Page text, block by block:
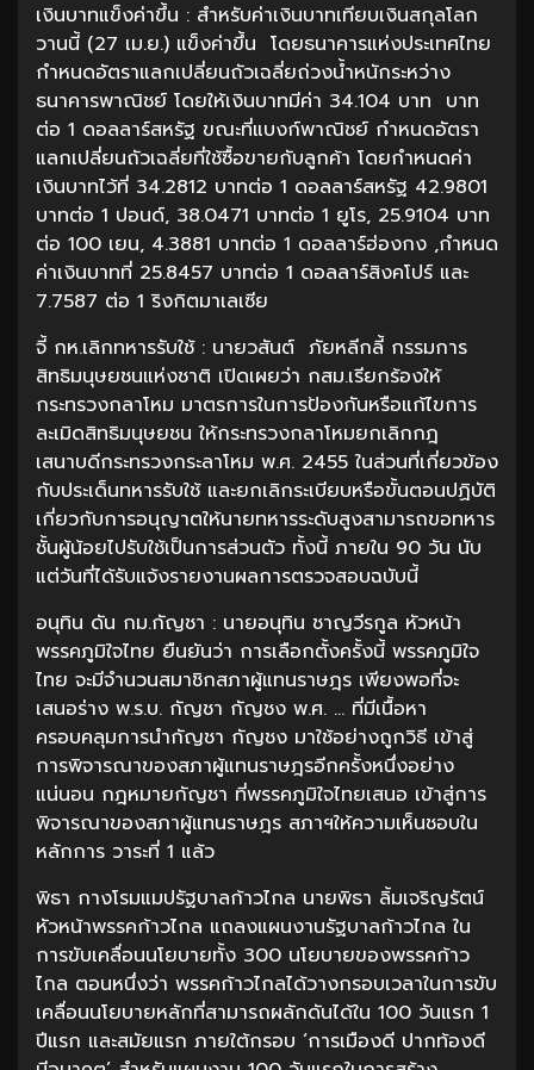
เงินบาทแข็งค่าขึ้น : สำหรับค่าเงินบาทเทียบเงินสกุลโลก
วานนี้ (27 เม.ย.) แข็งค่าขึ้น โดยธนาคารแห่งประเทศไทย
กำหนดอัตราแลกเปลี่ยนถัวเฉลี่ยถ่วงน้ำหนักระหว่าง
ธนาคารพาณิชย์ โดยให้เงินบาทมีค่า 34.104 บาท บาท
ต่อ 1 ดอลลาร์สหรัฐ ขณะที่แบงก์พาณิชย์ กำหนดอัตรา
แลกเปลี่ยนถัวเฉลี่ยที่ใช้ซื้อขายกับลูกค้า โดยกำหนดค่า
เงินบาทไว้ที่ 34.2812 บาทต่อ 1 ดอลลาร์สหรัฐ 42.9801
บาทต่อ 1 ปอนด์, 38.0471 บาทต่อ 1 ยูโร, 25.9104 บาท
ต่อ 100 เยน, 4.3881 บาทต่อ 1 ดอลลาร์ฮ่องกง ,กำหนด
ค่าเงินบาทที่ 25.8457 บาทต่อ 1 ดอลลาร์สิงคโปร์ และ
7.7587 ต่อ 1 ริงกิตมาเลเซีย
จี้ กห.เลิกทหารรับใช้ : นายวสันต์ ภัยหลีกลี้ กรรมการ
สิทธิมนุษยชนแห่งชาติ เปิดเผยว่า กสม.เรียกร้องให้
กระทรวงกลาโหม มาตรการในการป้องกันหรือแก้ไขการ
ละเมิดสิทธิมนุษยชน ให้กระทรวงกลาโหมยกเลิกกฎ
เสนาบดีกระทรวงกระลาโหม พ.ศ. 2455 ในส่วนที่เกี่ยวข้อง
กับประเด็นทหารรับใช้ และยกเลิกระเบียบหรือขั้นตอนปฏิบัติ
เกี่ยวกับการอนุญาตให้นายทหารระดับสูงสามารถขอทหาร
ชั้นผู้น้อยไปรับใช้เป็นการส่วนตัว ทั้งนี้ ภายใน 90 วัน นับ
แต่วันที่ได้รับแจ้งรายงานผลการตรวจสอบฉบับนี้
อนุทิน ดัน กม.กัญชา : นายอนุทิน ชาญวีรกูล หัวหน้า
พรรคภูมิใจไทย ยืนยันว่า การเลือกตั้งครั้งนี้ พรรคภูมิใจ
ไทย จะมีจำนวนสมาชิกสภาผู้แทนราษฎร เพียงพอที่จะ
เสนอร่าง พ.ร.บ. กัญชา กัญชง พ.ศ. … ที่มีเนื้อหา
ครอบคลุมการนำกัญชา กัญชง มาใช้อย่างถูกวิธี เข้าสู่
การพิจารณาของสภาผู้แทนราษฎรอีกครั้งหนึ่งอย่าง
แน่นอน กฎหมายกัญชา ที่พรรคภูมิใจไทยเสนอ เข้าสู่การ
พิจารณาของสภาผู้แทนราษฎร สภาฯให้ความเห็นชอบใน
หลักการ วาระที่ 1 แล้ว
พิธา กางโรมแมปรัฐบาลก้าวไกล นายพิธา ลิ้มเจริญรัตน์
หัวหน้าพรรคก้าวไกล แถลงแผนงานรัฐบาลก้าวไกล ใน
การขับเคลื่อนนโยบายทั้ง 300 นโยบายของพรรคก้าว
ไกล ตอนหนึ่งว่า พรรคก้าวไกลได้วางกรอบเวลาในการขับ
เคลื่อนนโยบายหลักที่สามารถผลักดันได้ใน 100 วันแรก 1
ปีแรก และสมัยแรก ภายใต้กรอบ ‘การเมืองดี ปากท้องดี